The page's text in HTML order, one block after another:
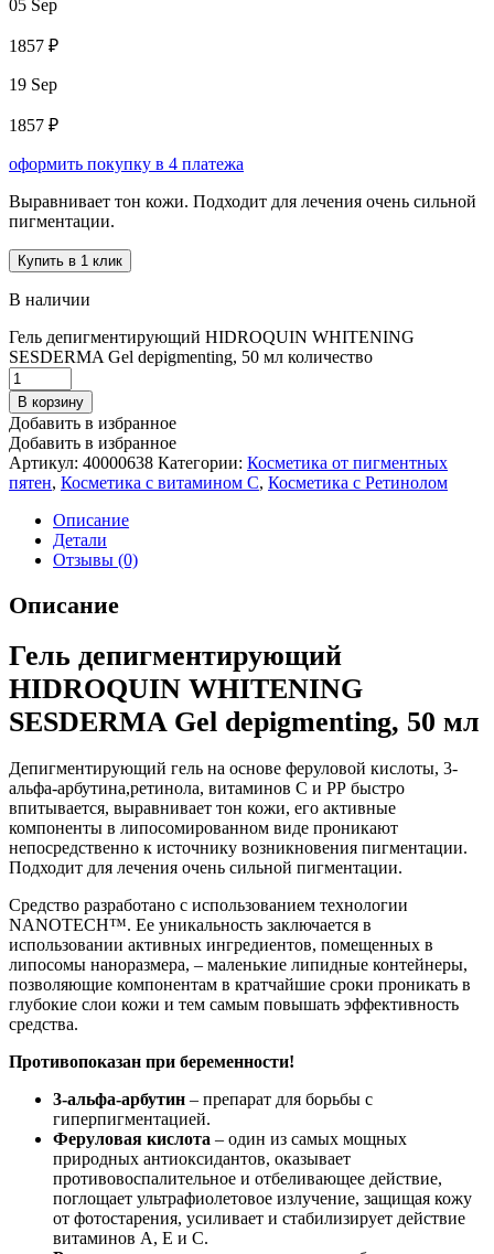
05 Sep
1857 ₽
19 Sep
1857 ₽
оформить покупку в 4 платежа
Выравнивает тон кожи. Подходит для лечения очень сильной
пигментации.
Купить в 1 клик
В наличии
Гель депигментирующий HIDROQUIN WHITENING
SESDERMA Gel depigmenting, 50 мл количество
В корзину
Добавить в избранное
Добавить в избранное
Артикул: 40000638 Категории: Косметика от пигментных
пятен, Косметика с витамином С, Косметика с Ретинолом
Описание
Детали
Отзывы (0)
Описание
Гель депигментирующий
HIDROQUIN WHITENING
SESDERMA Gel depigmenting, 50 мл
Депигментирующий гель на основе феруловой кислоты, 3-
альфа-арбутина,ретинола, витаминов С и РР быстро
впитывается, выравнивает тон кожи, его активные
компоненты в липосомированном виде проникают
непосредственно к источнику возникновения пигментации.
Подходит для лечения очень сильной пигментации.
Средство разработано с использованием технологии
NANOTECH™. Ее уникальность заключается в
использовании активных ингредиентов, помещенных в
липосомы наноразмера, – маленькие липидные контейнеры,
позволяющие компонентам в кратчайшие сроки проникать в
глубокие слои кожи и тем самым повышать эффективность
средства.
Противопоказан при беременности!
3-альфа-арбутин – препарат для борьбы с
гиперпигментацией.
Феруловая кислота – один из самых мощных
природных антиоксидантов, оказывает
противовоспалительное и отбеливающее действие,
поглощает ультрафиолетовое излучение, защищая кожу
от фотостарения, усиливает и стабилизирует действие
витаминов А, Е и С.